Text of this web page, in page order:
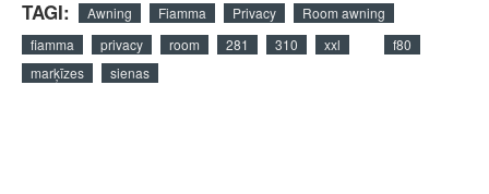
TAGI: Awning Fiamma Privacy
Room awning
fiamma
privacy room 281 310 xxl
f80
marķīzes
sienas